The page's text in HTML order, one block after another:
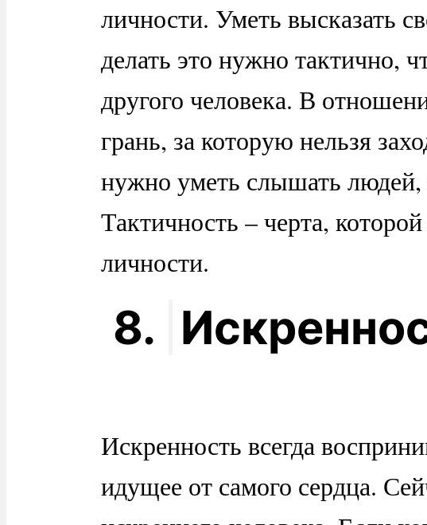
личности. Уметь высказать
делать это нужно тактично,
другого человека. В
грань, за которую нельзя
нужно уметь слышать людей,
Тактичность – черта,
личности.
8.
Искренность всегда
идущее от самого сердца.